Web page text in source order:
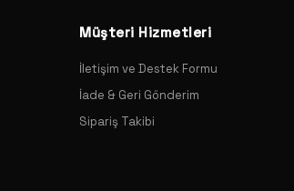
Müşteri Hizmetleri
İletişim ve Destek Formu
İade & Geri Gönderim
Sipariş Takibi